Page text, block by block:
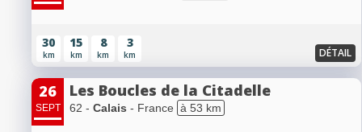
30
km
15
km
8
km
3
km DÉTAIL
26
SEPT
Les Boucles de la Citadelle
62 - Calais - France à 53 km